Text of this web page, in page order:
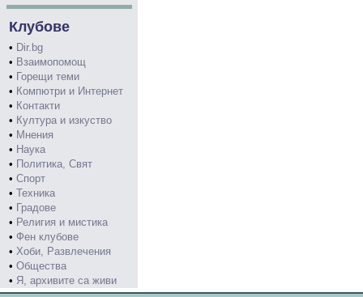
Клубове
• Dir.bg
• Взаимопомощ
• Горещи теми
• Компютри и Интернет
• Контакти
• Култура и изкуство
• Мнения
• Наука
• Политика, Свят
• Спорт
• Техника
• Градове
• Религия и мистика
• Фен клубове
• Хоби, Развлечения
• Общества
• Я, архивите са живи